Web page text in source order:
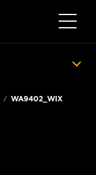
Toggle
WA9402_WIX